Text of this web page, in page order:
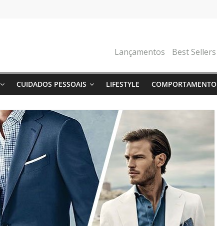
Lançamentos Best Sellers
CUIDADOS PESSOAIS LIFESTYLE COMPORTAMENTO